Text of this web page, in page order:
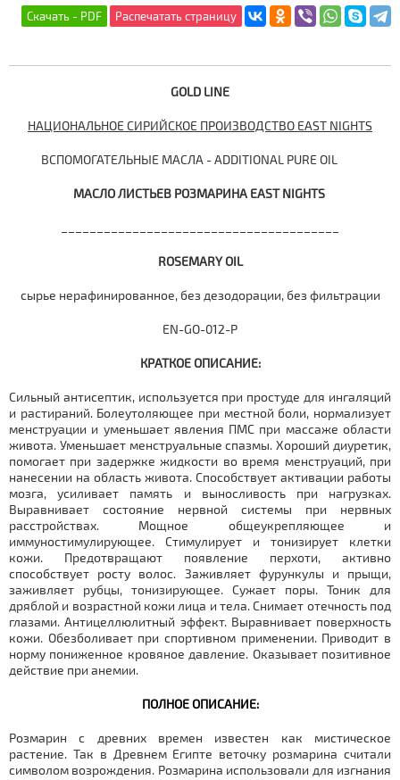
GOLD LINE
НАЦИОНАЛЬНОЕ СИРИЙСКОЕ ПРОИЗВОДСТВО EAST NIGHTS
ВСПОМОГАТЕЛЬНЫЕ МАСЛА - ADDITIONAL PURE OIL
МАСЛО ЛИСТЬЕВ РОЗМАРИНА EAST NIGHTS
ROSEMARYOIL
сырье нерафинированное, без дезодорации, без фильтрации
EN-GO-012-P
КРАТКОЕ ОПИСАНИЕ:
Сильный антисептик, используется при простуде для ингаляций
и растираний. Болеутоляющее при местной боли, нормализует
менструации и уменьшает явления ПМС при массаже области
живота. Уменьшает менструальные спазмы. Хороший диуретик,
помогает при задержке жидкости во время менструаций, при
нанесении на область живота. Способствует активации работы
мозга, усиливает память и выносливость при нагрузках.
Выравнивает состояние нервной системы при нервных
расстройствах. Мощное общеукрепляющее и
иммуностимулирующее. Стимулирует и тонизирует клетки
кожи. Предотвращают появление перхоти, активно
способствует росту волос. Заживляет фурункулы и прыщи,
заживляет рубцы, тонизирующее. Сужает поры. Тоник для
дряблой и возрастной кожи лица и тела. Снимает отечность под
глазами. Антицеллюлитный эффект. Выравнивает поверхность
кожи. Обезболивает при спортивном применении. Приводит в
норму пониженное кровяное давление. Оказывает позитивное
действие при анемии.
ПОЛНОЕ ОПИСАНИЕ:
Розмарин с древних времен известен как мистическое
растение. Так в Древнем Египте веточку розмарина считали
символом возрождения. Розмарина использовали для изгнания